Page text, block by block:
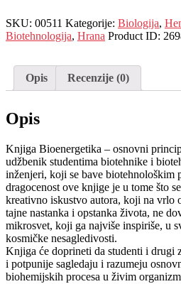
količina
SKU: 00511 Kategorije: Biologija,
Biotehnologija, Hrana Product ID:
Opis Recenzije (0)
Opis
Knjiga Bioenergetika – osnovni
udžbenik studentima biotehnike i
inženjeri, koji se bave biotehnološkim
dragocenost ove knjige je u tome što
kreativno iskustvo autora, koji na vrlo
tajne nastanka i opstanka života, ne
mikrosvet, koji ga najviše inspiriše, u
kosmičke nesagledivosti.
Knjiga će doprineti da studenti i drugi
i potpunije sagledaju i razumeju
biohemijskih procesa u živim